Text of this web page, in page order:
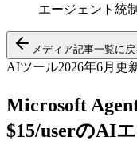
エージェント統
メディア記事一覧に戻
AIツール2026年6月更
Microsoft
$15/userのAI